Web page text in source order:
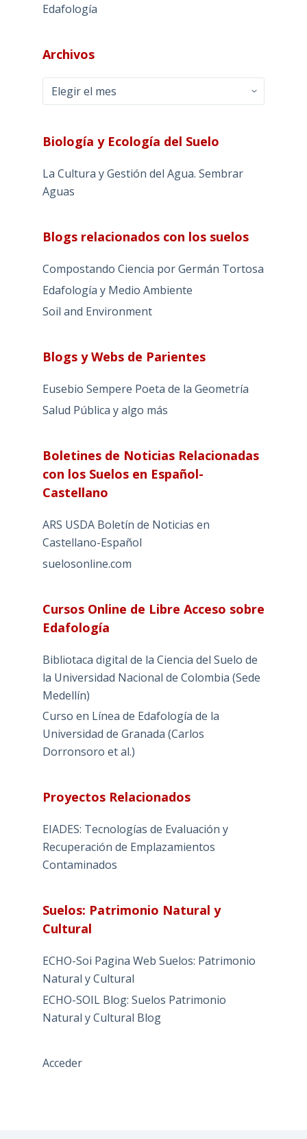
Edafología
Archivos
Archivos
Biología y Ecología del Suelo
La Cultura y Gestión del Agua. Sembrar
Aguas
Blogs relacionados con los suelos
Compostando Ciencia por Germán Tortosa
Edafología y Medio Ambiente
Soil and Environment
Blogs y Webs de Parientes
Eusebio Sempere Poeta de la Geometría
Salud Pública y algo más
Boletines de Noticias Relacionadas
con los Suelos en Español-
Castellano
ARS USDA Boletín de Noticias en
Castellano-Español
suelosonline.com
Cursos Online de Libre Acceso sobre
Edafología
Bibliotaca digital de la Ciencia del Suelo de
la Universidad Nacional de Colombia (Sede
Medellín)
Curso en Línea de Edafología de la
Universidad de Granada (Carlos
Dorronsoro et al.)
Proyectos Relacionados
EIADES: Tecnologías de Evaluación y
Recuperación de Emplazamientos
Contaminados
Suelos: Patrimonio Natural y
Cultural
ECHO-Soi Pagina Web Suelos: Patrimonio
Natural y Cultural
ECHO-SOIL Blog: Suelos Patrimonio
Natural y Cultural Blog
Acceder